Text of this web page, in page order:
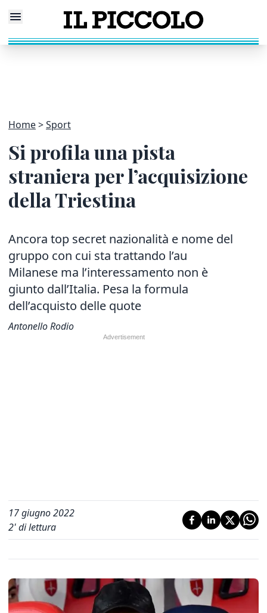
Home Sport
Si profila una pista
straniera per l’acquisizione
della Triestina
Ancora top secret nazionalità e nome del
gruppo con cui sta trattando l’au
Milanese ma l’interessamento non è
giunto dall’Italia. Pesa la formula
dell’acquisto delle quote
Antonello Rodio
17 giugno 2022
2' di lettura